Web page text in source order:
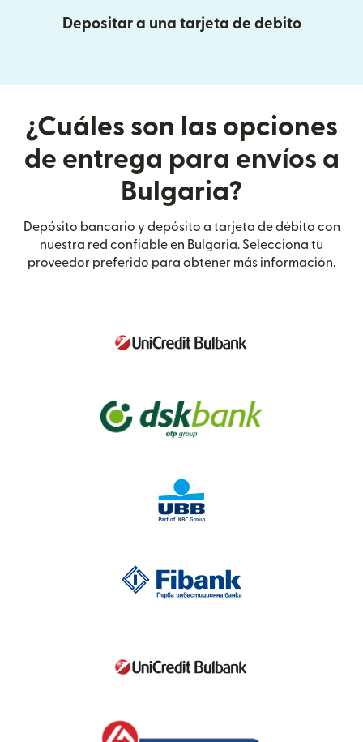
Depositar a una tarjeta de debito
¿Cuáles son las opciones
de entrega para envíos a
Bulgaria?
Depósito bancario y depósito a tarjeta de débito con
nuestra red confiable en Bulgaria. Selecciona tu
proveedor preferido para obtener más información.